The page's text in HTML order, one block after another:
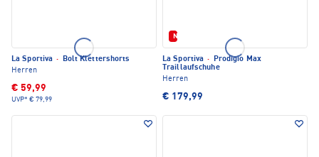
La Sportiva ·
Bolt Klettershorts
Herren
€ 59,99
UVP* € 79,99
Neu
La Sportiva ·
Prodigio Max
Traillaufschuhe
Herren
€ 179,99